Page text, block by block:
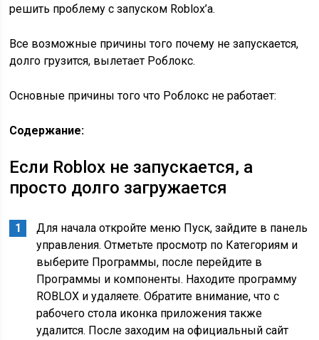
решить проблему с запуском Roblox’а.
Все возможные причины того почему не запускается,
долго грузится, вылетает Роблокс.
Основные причины того что Роблокс не работает:
Содержание:
Если Roblox не запускается, а
просто долго загружается
Для начала откройте меню Пуск, зайдите в панель
управления. Отметьте просмотр по Категориям и
выберите Программы, после перейдите в
Программы и компоненты. Находите программу
ROBLOX и удаляете. Обратите внимание, что с
рабочего стола иконка приложения также
удалится. После заходим на официальный сайт